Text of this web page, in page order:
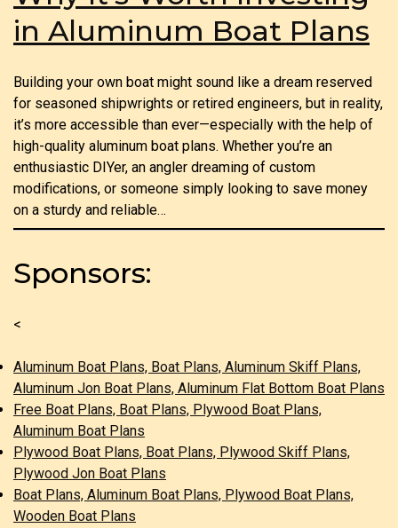
in Aluminum Boat Plans
Building your own boat might sound like a dream reserved
for seasoned shipwrights or retired engineers, but in reality,
it’s more accessible than ever—especially with the help of
high-quality aluminum boat plans. Whether you’re an
enthusiastic DIYer, an angler dreaming of custom
modifications, or someone simply looking to save money
on a sturdy and reliable…
Sponsors:
<
Aluminum Boat Plans, Boat Plans, Aluminum Skiff Plans,
Aluminum Jon Boat Plans, Aluminum Flat Bottom Boat Plans
Free Boat Plans, Boat Plans, Plywood Boat Plans,
Aluminum Boat Plans
Plywood Boat Plans, Boat Plans, Plywood Skiff Plans,
Plywood Jon Boat Plans
Boat Plans, Aluminum Boat Plans, Plywood Boat Plans,
Wooden Boat Plans